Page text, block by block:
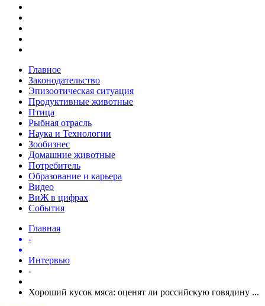
Главное
Законодательство
Эпизоотическая ситуация
Продуктивные животные
Птица
Рыбная отрасль
Наука и Технологии
Зообизнес
Домашние животные
Потребитель
Образование и карьера
Видео
ВиЖ в цифрах
События
Главная
-
Интервью
-
Хороший кусок мяса: оценят ли российскую говядину ...